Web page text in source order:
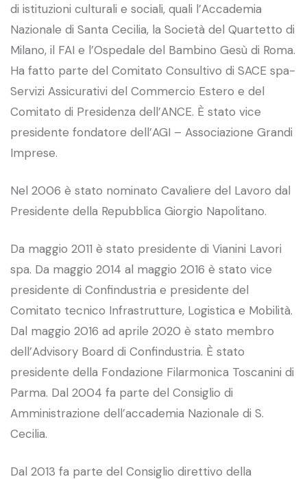
di istituzioni culturali e sociali, quali l’Accademia
Nazionale di Santa Cecilia, la Società del Quartetto di
Milano, il FAI e l’Ospedale del Bambino Gesù di Roma.
Ha fatto parte del Comitato Consultivo di SACE spa-
Servizi Assicurativi del Commercio Estero e del
Comitato di Presidenza dell’ANCE. È stato vice
presidente fondatore dell’AGI – Associazione Grandi
Imprese.
Nel 2006 è stato nominato Cavaliere del Lavoro dal
Presidente della Repubblica Giorgio Napolitano.
Da maggio 2011 è stato presidente di Vianini Lavori
spa. Da maggio 2014 al maggio 2016 è stato vice
presidente di Confindustria e presidente del
Comitato tecnico Infrastrutture, Logistica e Mobilità.
Dal maggio 2016 ad aprile 2020 è stato membro
dell’Advisory Board di Confindustria. È stato
presidente della Fondazione Filarmonica Toscanini di
Parma. Dal 2004 fa parte del Consiglio di
Amministrazione dell’accademia Nazionale di S.
Cecilia.
Dal 2013 fa parte del Consiglio direttivo della